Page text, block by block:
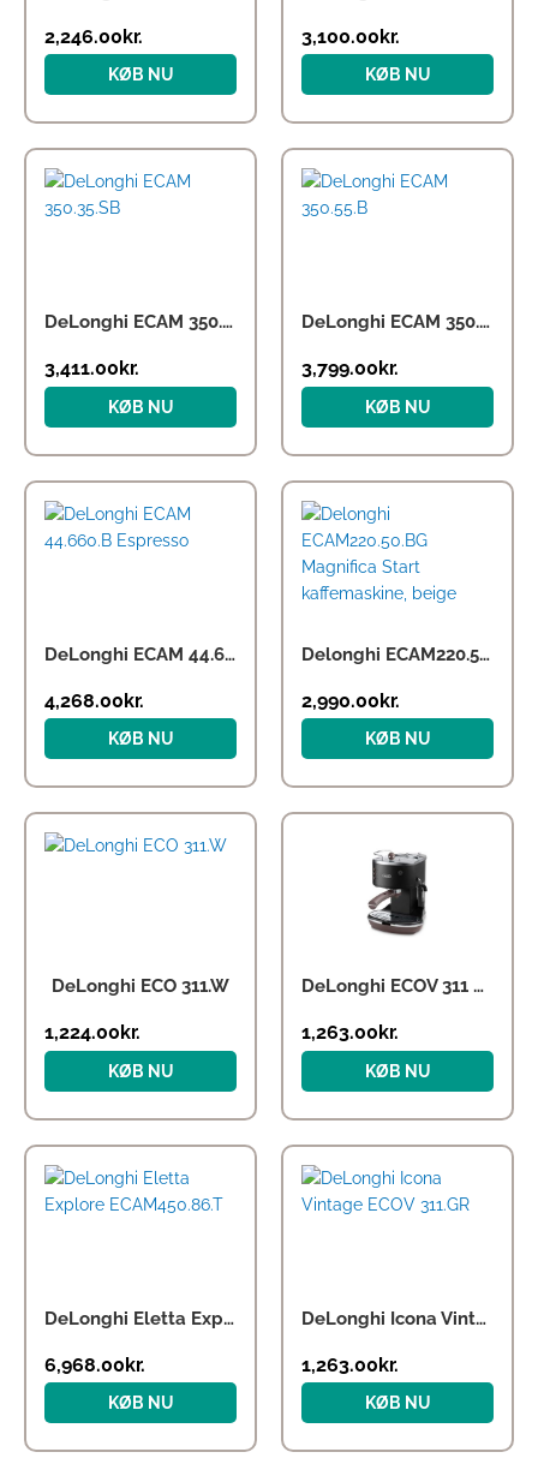
2,246.00kr.
KØB NU
3,100.00kr.
KØB NU
DeLonghi ECAM 350.35.SB
3,411.00 kr.
KØB NU
DeLonghi ECAM 350.55.B
3,799.00 kr.
KØB NU
DeLonghi ECAM 44.660.B Espresso
4,268.00kr.
KØB NU
Delonghi ECAM220.50.BG Magnifica Start kaffemaskine, beige
oprindelige
pris
var:
3,299.00kr..
2,990.00kr.
pris
er:
2,990.00kr..
KØB NU
DeLonghi ECO 311.W
1,224.00 kr.
KØB NU
DeLonghi ECOV 311 Black
1,263.00 kr.
KØB NU
DeLonghi Eletta Explore ECAM450.86.T
6,968.00kr.
KØB NU
DeLonghi Icona Vintage ECOV 311.GR
1,263.00kr.
KØB NU